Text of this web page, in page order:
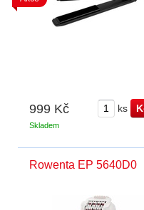
999 Kč ks
Skladem
Rowenta EP 5640D0